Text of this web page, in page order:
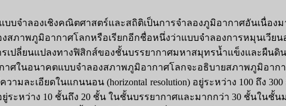
บบจำลองเชิงคณิตศาสตร์และสถิติเป็นการจำลองภูมิอากาศอันเนื่องม
สภาพภูมิอากาศโลกหรือเรียกอีกชื่อหนึ่งว่าแบบจำลองการหมุนเวียน
เปลี่ยนแปลงทางฟิสิกส์ของชั้นบรรยากาศมหาสมุทรน้ำแข็งและผืนดิน
ศในอนาคตแบบจำลองสภาพภูมิอากาศโลกจะอธิบายสภาพภูมิอากา
มละเอียดในแกนนอน (horizontal resolution) อยู่ระหว่าง 100 ถึง
อยู่ระหว่าง 10 ชั้นถึง 20 ชั้น ในชั้นบรรยากาศและมากกว่า 30 ชั้นในชั้